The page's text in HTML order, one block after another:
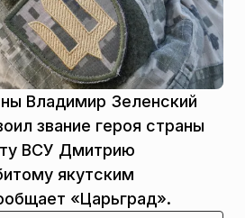
Владимир Зеленский
звание героя страны
ВСУ Дмитрию
якутским
«Царьград».